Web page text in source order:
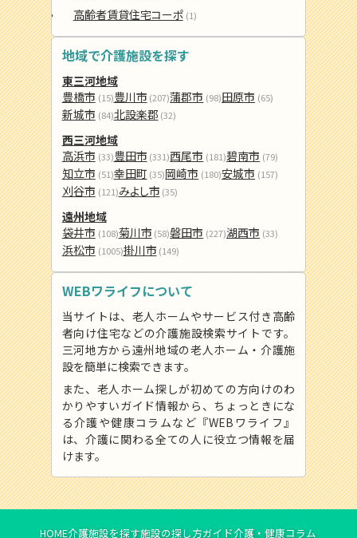
高齢者賃貸住宅コーポ (1)
地域で介護施設を探す
東三河地域
豊橋市 (15)豊川市 (207)蒲郡市 (98)田原市 (65)
新城市 (84)北設楽郡 (32)
西三河地域
高浜市 (33)豊田市 (331)西尾市 (181)碧南市 (79)
知立市 (51)幸田町 (35)岡崎市 (180)安城市 (157)
刈谷市 (121)みよし市 (35)
遠州地域
袋井市 (108)菊川市 (58)磐田市 (227)湖西市 (33)
浜松市 (1005)掛川市 (149)
WEBワライフについて
当サイトは、老人ホームやサービス付き高齢
者向け住宅などの介護施設検索サイトです。
三河地方から遠州地域の老人ホーム・介護施
設を簡単に検索できます。
また、老人ホーム探しが初めての方向けのわ
かりやすいガイド情報から、ちょっときにな
る介護や健康コラムなど『WEBワライフ』
は、介護に関わる全ての人に役立つ情報を届
けます。
HOME介護施設を探す施設の探し方ガイド介護・健康コラム